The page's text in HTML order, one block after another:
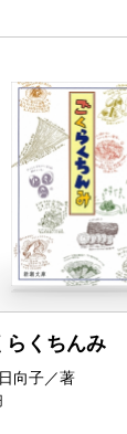
らくちんみ
向子／著